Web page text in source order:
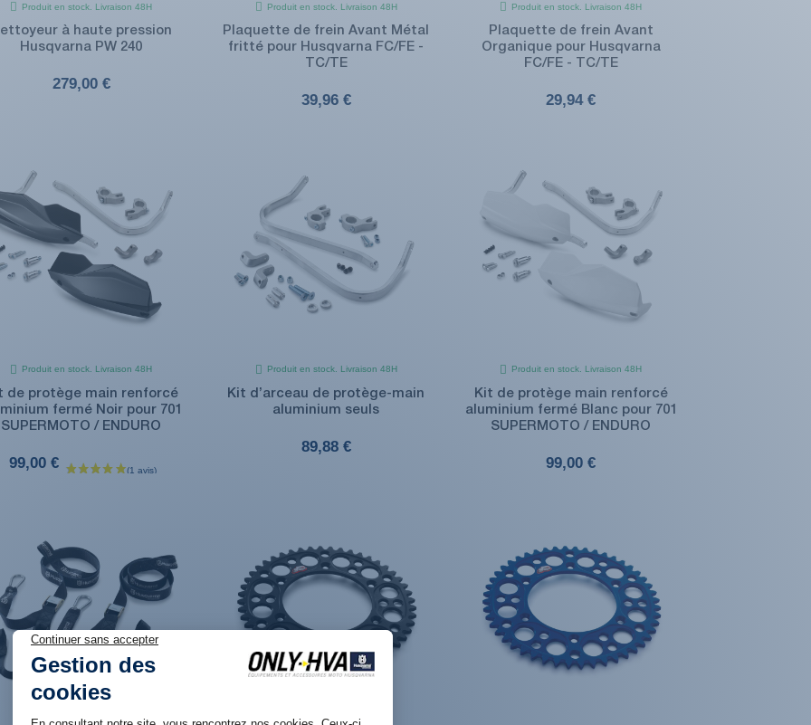
Produit en stock. Livraison 48H
à haute pression
Husqvarna PW 240
279,00 €
Produit en stock. Livraison 48H
Plaquette de frein Avant Métal
fritté pour Husqvarna FC/FE -
TC/TE
39,96 €
Produit en stock. Livraison 48H
Plaquette de frein Avant
Organique pour Husqvarna
FC/FE - TC/TE
29,94 €
Produit en stock. Livraison 48H
de protège main renforcé
fermé Noir pour 701
SUPERMOTO / ENDURO
99,00 €
Produit en stock. Livraison 48H
Kit d’arceau de protège-main
aluminium seuls
89,88 €
Produit en stock. Livraison 48H
Kit de protège main renforcé
aluminium fermé Blanc pour 701
SUPERMOTO / ENDURO
99,00 €